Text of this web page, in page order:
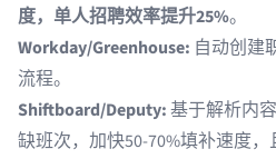
度，单人招聘效率提升25%。
Workday/Greenhouse: 自动创建
流程。
Shiftboard/Deputy:基于解析内
缺班次， 加快50-70%填补速度